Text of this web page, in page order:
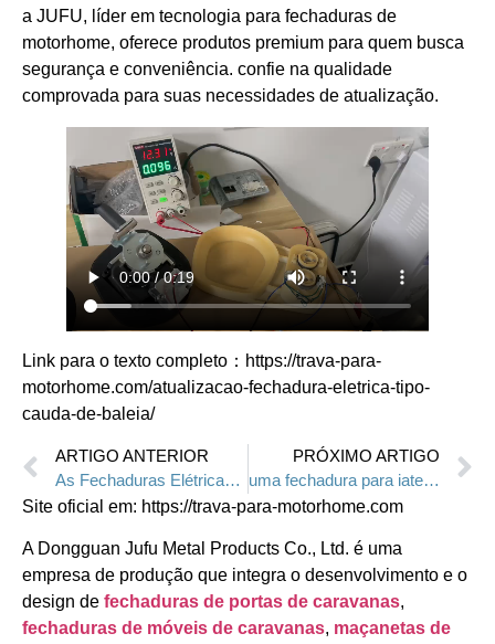
a JUFU, líder em tecnologia para fechaduras de
motorhome, oferece produtos premium para quem busca
segurança e conveniência. confie na qualidade
comprovada para suas necessidades de atualização.
Link para o texto completo：https://trava-para-
motorhome.com/atualizacao-fechadura-eletrica-tipo-
cauda-de-baleia/
ARTIGO ANTERIOR
As Fechaduras Elétricas Personalizadas Tipo Cauda de Baleia Estão Prontas para Envio
PRÓXIMO ARTIGO
uma fechadura para iate em alta demanda
Site oficial em: https://trava-para-motorhome.com
A Dongguan Jufu Metal Products Co., Ltd. é uma
empresa de produção que integra o desenvolvimento e o
design de fechaduras de portas de caravanas,
fechaduras de móveis de caravanas, maçanetas de